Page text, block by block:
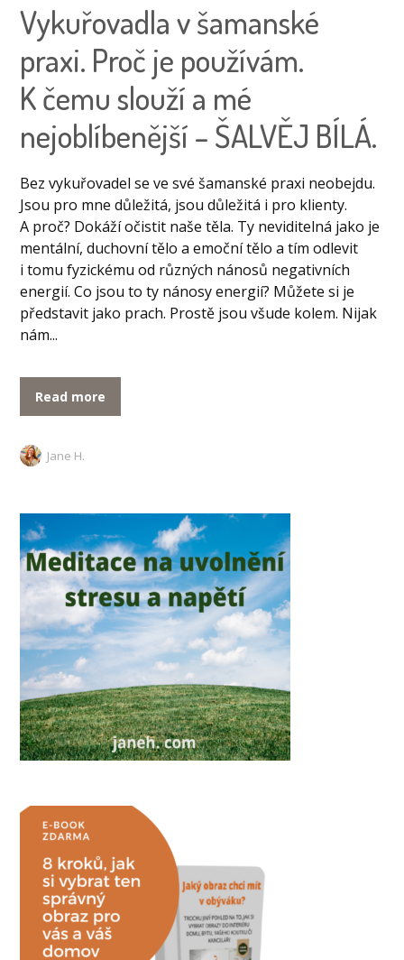
Vykuřovadla v šamanské
praxi. Proč je používám.
K čemu slouží a mé
nejoblíbenější – ŠALVĚJ BÍLÁ.
Bez vykuřovadel se ve své šamanské praxi neobejdu.
Jsou pro mne důležitá, jsou důležitá i pro klienty.
A proč? Dokáží očistit naše těla. Ty neviditelná jako je
mentální, duchovní tělo a emoční tělo a tím odlevit
i tomu fyzickému od různých nánosů negativních
energií. Co jsou to ty nánosy energií? Můžete si je
představit jako prach. Prostě jsou všude kolem. Nijak
nám...
Read more
Jane H.